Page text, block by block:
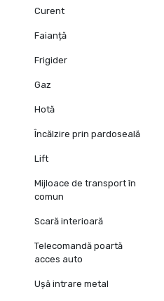
Curent
Faianță
Frigider
Gaz
Hotă
Încălzire prin pardoseală
Lift
Mijloace de transport în
comun
Scară interioară
Telecomandă poartă
acces auto
Ușă intrare metal